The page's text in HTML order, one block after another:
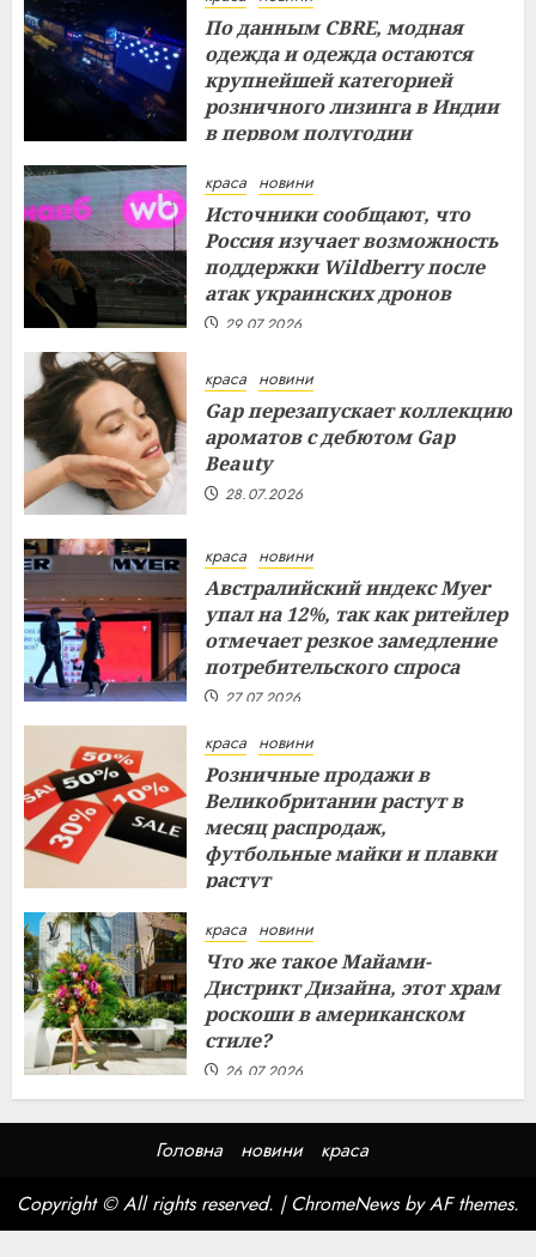
По данным CBRE, модная
одежда и одежда остаются
крупнейшей категорией
розничного лизинга в Индии
в первом полугодии
краса новини
Источники сообщают, что
Россия изучает возможность
поддержки Wildberry после
атак украинских дронов
29.07.2026
краса новини
Gap перезапускает коллекцию
ароматов с дебютом Gap
Beauty
28.07.2026
краса новини
Австралийский индекс Myer
упал на 12%, так как ритейлер
отмечает резкое замедление
потребительского спроса
27.07.2026
краса новини
Розничные продажи в
Великобритании растут в
месяц распродаж,
футбольные майки и плавки
растут
краса новини
Что же такое Майами-
Дистрикт Дизайна, этот храм
роскоши в американском
стиле?
26.07.2026
Головна новини
краса
Copyright © All rights reserved. |ChromeNewsby AF themes.